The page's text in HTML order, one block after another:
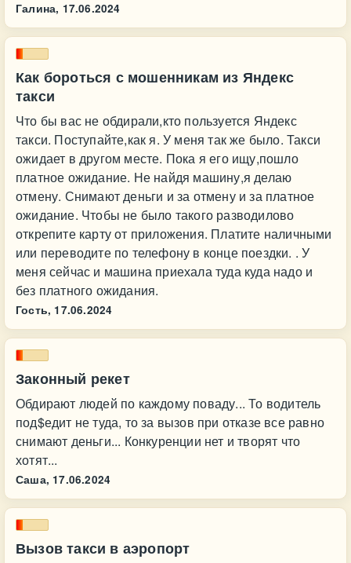
Галина, 17.06.2024
Как бороться с мошенникам из Яндекс
такси
Что бы вас не обдирали,кто пользуется Яндекс
такси. Поступайте,как я. У меня так же было. Такси
ожидает в другом месте. Пока я его ищу,пошло
платное ожидание. Не найдя машину,я делаю
отмену. Снимают деньги и за отмену и за платное
ожидание. Чтобы не было такого разводилово
открепите карту от приложения. Платите наличными
или переводите по телефону в конце поездки. . У
меня сейчас и машина приехала туда куда надо и
без платного ожидания.
Гость, 17.06.2024
Законный рекет
Обдирают людей по каждому поваду... То водитель
под$едит не туда, то за вызов при отказе все равно
снимают деньги... Конкуренции нет и творят что
хотят...
Саша, 17.06.2024
Вызов такси в аэропорт